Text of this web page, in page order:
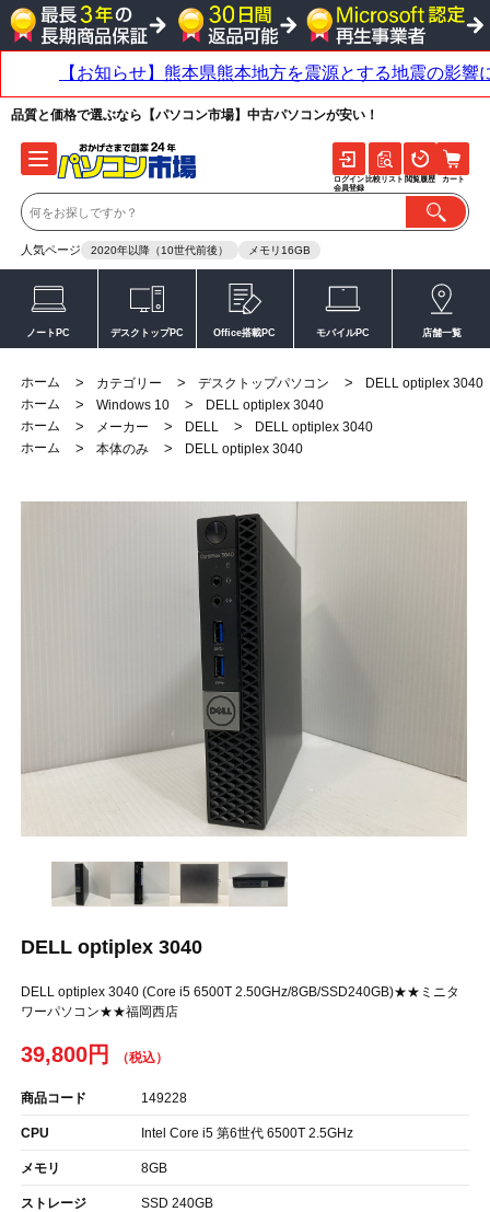
品質と価格で選ぶなら【パソコン市場】中古パソコンが安い！
人気ページ 2020年以降（10世代前後） メモリ16GB
ログイン
会員登録
比較リスト 閲覧履歴 カート
ノートPC デスクトップPC Office搭載PC モバイルPC 店舗一覧
ホーム > カテゴリー > デスクトップパソコン >
DELL optiplex 3040
ホーム
> Windows 10 >
DELL optiplex 3040
ホーム
> メーカー > DELL >
DELL optiplex 3040
ホーム
> 本体のみ > DELL optiplex 3040
DELL optiplex 3040
DELL optiplex 3040 (Core i5 6500T 2.50GHz/8GB/SSD240GB)★★ミニタ
ワーパソコン★★福岡西店
39,800円
商品コード 149228
CPU Intel Core i5 第6世代 6500T 2.5GHz
メモリ 8GB
ストレージ SSD 240GB